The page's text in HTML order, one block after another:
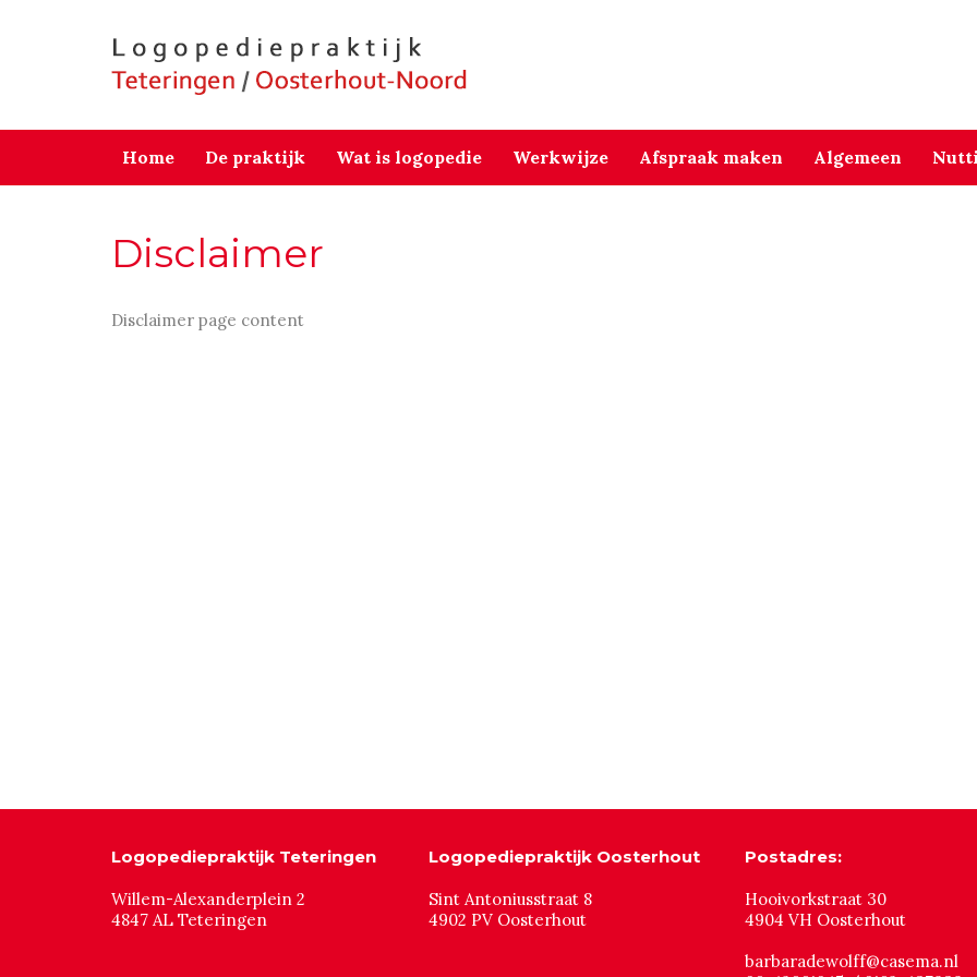
Home De praktijk Wat is logopedie Werkwijze Afspraak maken Algemeen
Disclaimer
Disclaimer page content
Logopediepraktijk Teteringen
Willem-Alexanderplein 2
4847 AL Teteringen
Logopediepraktijk Oosterhout
Sint Antoniusstraat 8
4902 PV Oosterhout
Postadres:
Hooivorkstraat 30
4904 VH Oosterhout
barbaradewolff@casema.nl